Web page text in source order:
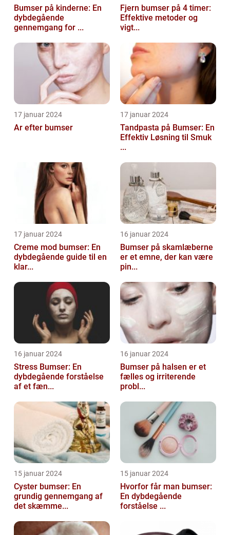
Bumser på kinderne: En
dybdegående
gennemgang for ...
Fjern bumser på 4 timer:
Effektive metoder og
vigt...
17 januar 2024
Ar efter bumser
17 januar 2024
Tandpasta på Bumser: En
Effektiv Løsning til Smuk
...
17 januar 2024
Creme mod bumser: En
dybdegående guide til en
klar...
16 januar 2024
Bumser på skamlæberne
er et emne, der kan være
pin...
16 januar 2024
Stress Bumser: En
dybdegående forståelse
af et fæn...
16 januar 2024
Bumser på halsen er et
fælles og irriterende
probl...
15 januar 2024
Cyster bumser: En
grundig gennemgang af
det skæmme...
15 januar 2024
Hvorfor får man bumser:
En dybdegående
forståelse ...